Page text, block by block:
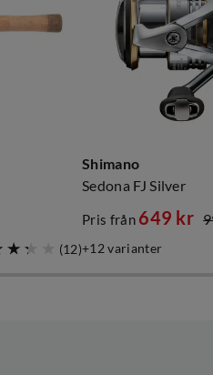
(12)
Shimano
Sedona FJ Silver
price
Pris från 649 kr
price
12 varianter